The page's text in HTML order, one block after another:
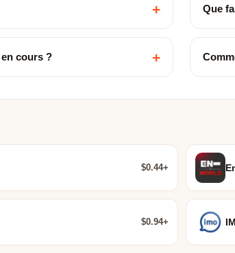
+ Que
cours ? +
$0.44+
$0.94+